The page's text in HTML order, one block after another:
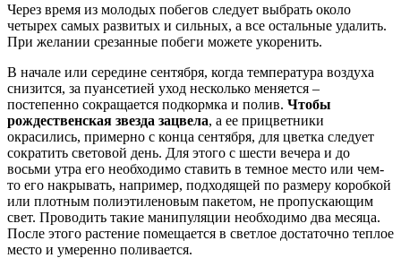
Через время из молодых побегов следует выбрать около
четырех самых развитых и сильных, а все остальные удалить.
При желании срезанные побеги можете укоренить.
В начале или середине сентября, когда температура воздуха
снизится, за пуансетией уход несколько меняется –
постепенно сокращается подкормка и полив. Чтобы
рождественская звезда зацвела, а ее прицветники
окрасились, примерно с конца сентября, для цветка следует
сократить световой день. Для этого с шести вечера и до
восьми утра его необходимо ставить в темное место или чем-
то его накрывать, например, подходящей по размеру коробкой
или плотным полиэтиленовым пакетом, не пропускающим
свет. Проводить такие манипуляции необходимо два месяца.
После этого растение помещается в светлое достаточно теплое
место и умеренно поливается.